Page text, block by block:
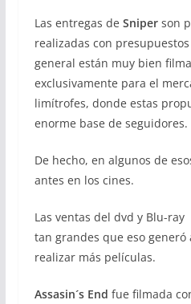
Las entregas de Sniperson
realizadas con
general están muy bien
exclusivamente para el
limítrofes, donde estas
enorme base de seguidores.
De hecho, en algunos de
antes en los cines.
Las ventas del dvd y Blu-
tan grandes que eso
realizar más películas.
Assasin´s End fue filmada